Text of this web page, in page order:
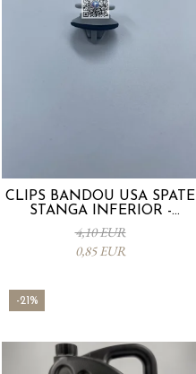
CLIPS BANDOU USA SPATE
STANGA INFERIOR -
KD5351SJ3A
4,10 EUR
0,85 EUR
-21%